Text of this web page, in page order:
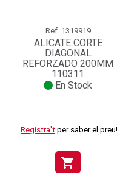
Ref. 1319919
ALICATE CORTE
DIAGONAL
REFORZADO 200MM
110311
En Stock
Registra't per saber el preu!
shopping_cart